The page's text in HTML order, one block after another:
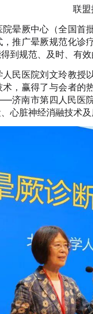
联
晕厥中心（全国首
推广晕厥规范化诊
到规范、及时、有
民医院刘文玲教授
，赢得了与会者的
济南市第四人民医
心脏神经消融技术